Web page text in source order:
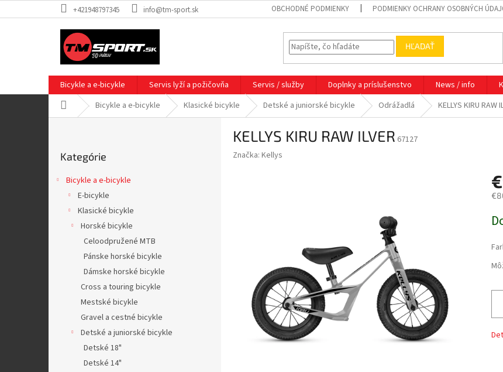
na
+421948797345 info@tm-sport.sk OBCHODNÉ PODMIENKY PODMIENKY OCHRANY OSOBNÝCH
HĽADAŤ
Bicykle a e-bicykle Servis lyží a požičovňa Servis / služby Doplnky a príslušenstvo News / info
DomovBicykle a e-bicykle Klasické bicykle Detské a juniorské bicykle Odrážadlá KELLYS KIRU RAW
kategórie
Kategórie
Bicykle a e-bicykle
E-bicykle
Klasické bicykle
Horské bicykle
Celoodpružené MTB
Pánske horské bicykle
Dámske horské bicykle
Cross a touring bicykle
Mestské bicykle
Gravel a cestné bicykle
Detské a juniorské bicykle
Detské 18"
Detské 14"
KELLYS KIRU RAW ILVER 67127
Značka: Kellys